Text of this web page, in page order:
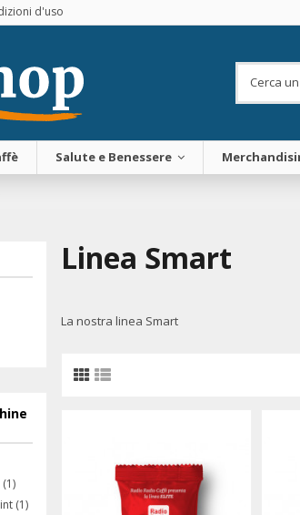
d'uso
Salute e Benessere
Linea Smart
La nostra linea Smart
(1)
(1)